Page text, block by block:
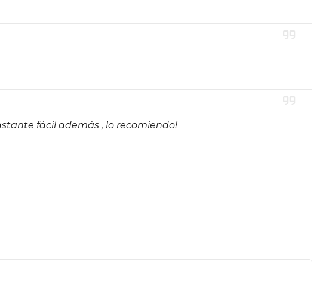
fácil además , lo recomiendo!